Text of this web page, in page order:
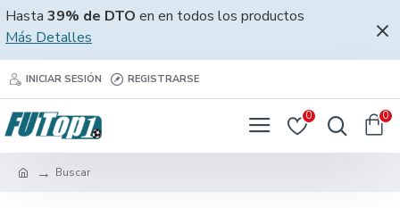
Hasta 39% de DTO en en todos los productos
Más Detalles
INICIAR SESIÓN REGISTRARSE
0 0
Buscar